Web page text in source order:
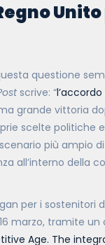
questione
scrive: “
grande vittoria
scelte politiche
più ampio
all’interno della
per i sostenitori
marzo, tramite
Age. The